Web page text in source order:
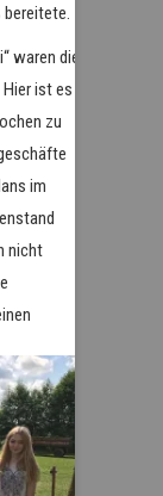
bereitete.
waren die
ist es
zu
im
nicht